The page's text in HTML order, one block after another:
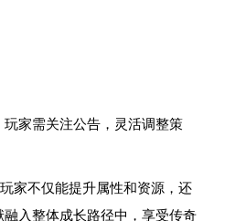
家需关注公告，灵活调整策
家不仅能提升属性和资源，还
入整体成长路径中，享受传奇